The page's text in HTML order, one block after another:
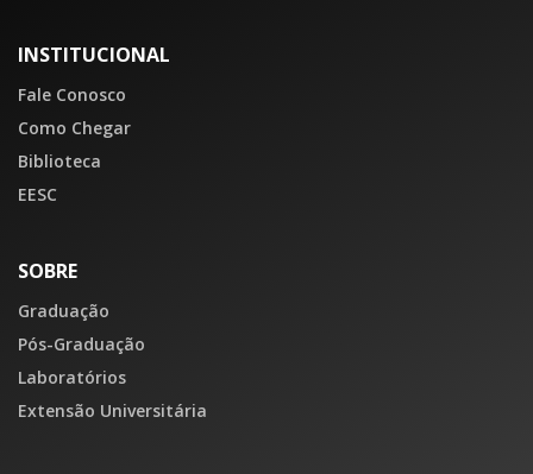
INSTITUCIONAL
Fale Conosco
Como Chegar
Biblioteca
EESC
SOBRE
Graduação
Pós-Graduação
Laboratórios
Extensão Universitária